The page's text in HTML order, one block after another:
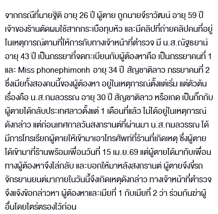
จากกรณีที่นายฐิติ อายุ 26 ปี ผู้ตาย ถูกนายจีราวัฒน์ อายุ 59 ปี
เจ้าของร้านตัดผมใช้สากกระเบือทุบหัว และมีคลิปที่ถ่ายคลิปคนที่อยู่
ในเหตุการณ์ตามที่ให้การกับทางเจ้าหน้าที่ตำรวจ มี น.ส.ณัฐธยาน์
อายุ 43 ปี เป็นภรรยาที่จดทะเบียนกับผู้ต้องหาคือ เป็นภรรยาคนที่ 1
และ Miss phonephimonh อายุ 34 ปี สัญชาติลาว ภรรยาคนที่ 2
ซึ่งเมียทั้งสองคนนี้ของผู้ต้องหา อยู่ในเหตุการณ์ตั้งแต่เริ่ม แต่ตัวต้น
เรื่องคือ น.ส.กมลวรรณ อายุ 30 ปี สัญชาติลาว หรือเกด เป็นกิ๊กกับ
ผู้ตายได้กลับประเทศลาวตั้งแต่ 1 เดือนที่แล้ว ไม่ได้อยู่ในเหตุการณ์
ดังกล่าว แต่ก่อนเทศกาลวันสงกรานต์ที่ผ่านมา น.ส.กมลวรรณ ได้
มีการโทรเรียกผู้ตายให้เข้ามาเอาโทรศัพท์ที่ร้านที่เกิดเหตุ ซึ่งผู้ตาย
ได้เข้ามาที่ร้านพร้อมเพื่อนวันที่ 15 เม.ย.69 แต่ผู้ตายได้มากับเพื่อน
ทางผู้ต้องหาจึงไล่กลับ และบอกให้มาหลังสงกรานต์ ผู้ตายจึงขี่รถ
จักรยานยนต์มาภายในวันนี้จึงเกิดเหตุดังกล่าว ทางเจ้าหน้าที่ตำรวจ
จึงแจ้งข้อกล่าวหา ผู้ต้องหาและเมียที่ 1 กับเมียที่ 2 ว่า ร่วมกันฆ่าผู้
อื่นโดยไตร่ตรองไว้ก่อน